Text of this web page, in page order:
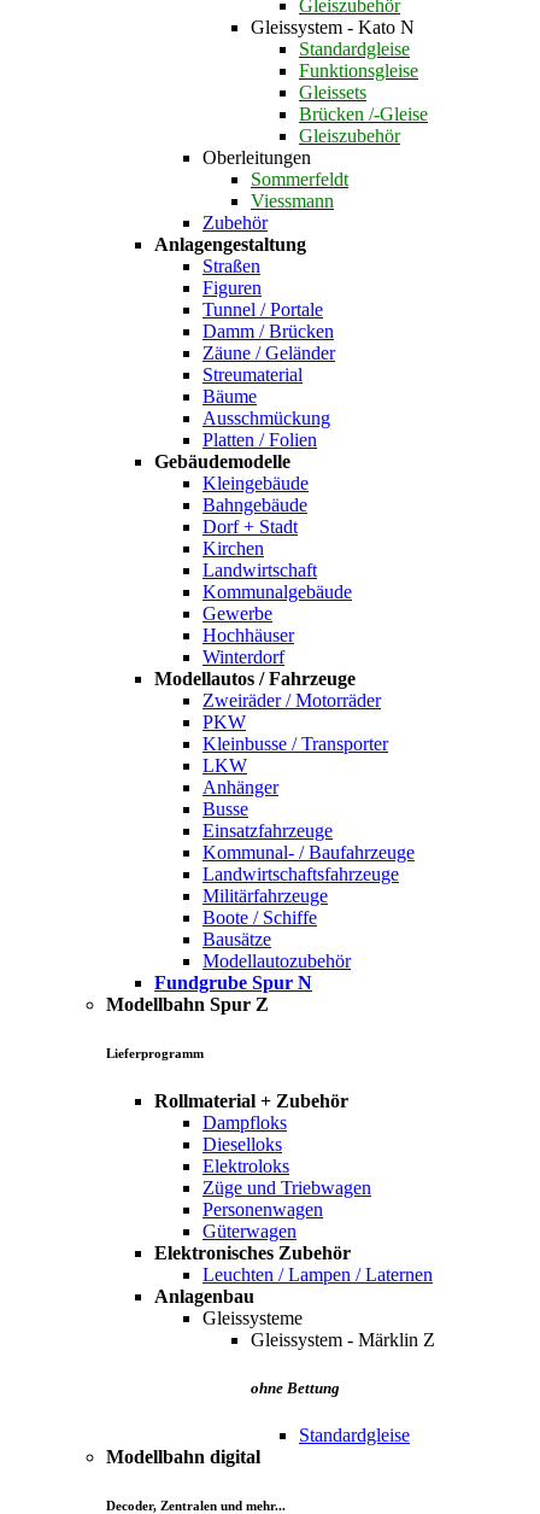
Gleiszubehör
Gleissystem - Kato N
Standardgleise
Funktionsgleise
Gleissets
Brücken /-Gleise
Gleiszubehör
Oberleitungen
Sommerfeldt
Viessmann
Zubehör
Anlagengestaltung
Straßen
Figuren
Tunnel / Portale
Damm / Brücken
Zäune / Geländer
Streumaterial
Bäume
Ausschmückung
Platten / Folien
Gebäudemodelle
Kleingebäude
Bahngebäude
Dorf + Stadt
Kirchen
Landwirtschaft
Kommunalgebäude
Gewerbe
Hochhäuser
Winterdorf
Modellautos / Fahrzeuge
Zweiräder / Motorräder
PKW
Kleinbusse / Transporter
LKW
Anhänger
Busse
Einsatzfahrzeuge
Kommunal- / Baufahrzeuge
Landwirtschaftsfahrzeuge
Militärfahrzeuge
Boote / Schiffe
Bausätze
Modellautozubehör
Fundgrube Spur N
Modellbahn Spur Z
Lieferprogramm
Rollmaterial + Zubehör
Dampfloks
Dieselloks
Elektroloks
Züge und Triebwagen
Personenwagen
Güterwagen
Elektronisches Zubehör
Leuchten / Lampen / Laternen
Anlagenbau
Gleissysteme
Gleissystem - Märklin Z
ohne Bettung
Standardgleise
Modellbahn digital
Decoder, Zentralen und mehr...